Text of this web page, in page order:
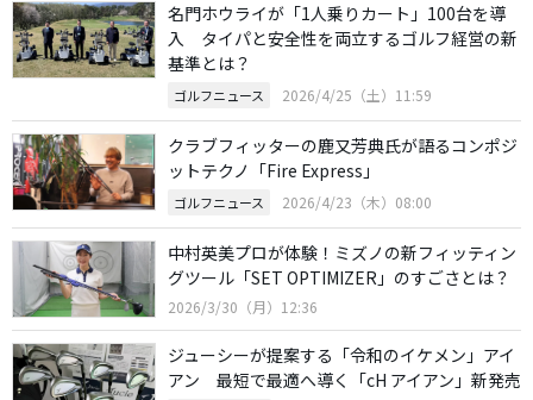
名門ホウライが「1人乗りカート」100台を導
入 タイパと安全性を両立するゴルフ経営の新
基準とは？
ゴルフニュース 2026/4/25（土）11:59
クラブフィッターの鹿又芳典氏が語るコンポジ
ットテクノ「Fire Express」
ゴルフニュース 2026/4/23（木）08:00
中村英美プロが体験！ミズノの新フィッティン
グツール「SET OPTIMIZER」のすごさとは？
2026/3/30（月）12:36
ジューシーが提案する「令和のイケメン」アイ
アン 最短で最適へ導く「cH アイアン」新発売